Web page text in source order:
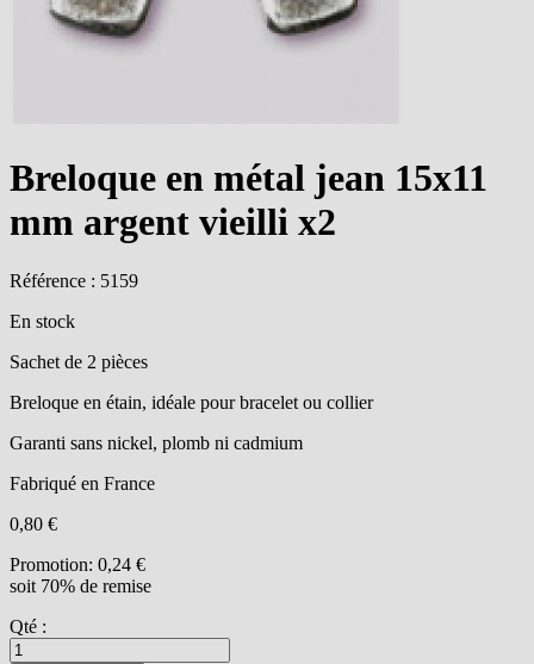
Breloque en métal jean 15x11
mm argent vieilli x2
Référence : 5159
En stock
Sachet de 2 pièces
Breloque en étain, idéale pour bracelet ou collier
Garanti sans nickel, plomb ni cadmium
Fabriqué en France
0,80 €
Promotion: 0,24 €
soit 70% de remise
Qté :